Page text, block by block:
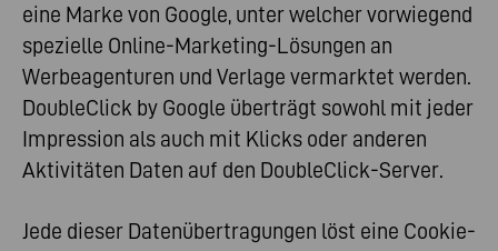
eine Marke von Google, unter welcher vorwiegend
spezielle Online-Marketing-Lösungen an
Werbeagenturen und Verlage vermarktet werden.
DoubleClick by Google überträgt sowohl mit jeder
Impression als auch mit Klicks oder anderen
Aktivitäten Daten auf den DoubleClick-Server.
Jede dieser Datenübertragungen löst eine Cookie-